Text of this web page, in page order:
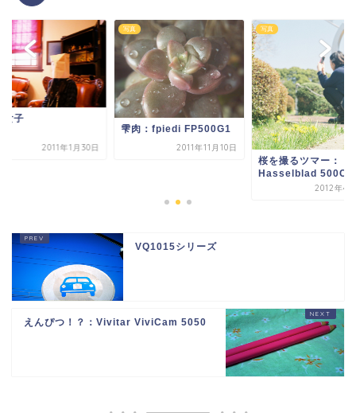
女子
2011年1月30日
写真
雫肉：fpiedi FP500G1
2011年11月10日
写真
桜を撮るツマー：
Hasselblad 500C/
2012年4
VQ1015シリーズ
えんぴつ！？：Vivitar ViviCam 5050